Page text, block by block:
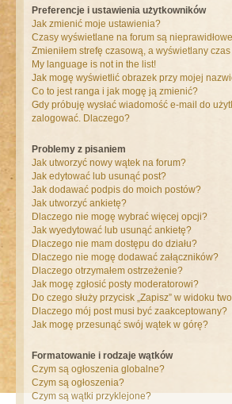
Preferencje i ustawienia użytkowników
Jak zmienić moje ustawienia?
Czasy wyświetlane na forum są
Zmieniłem strefę czasową, a wyświetlany czas
My language is not in the list!
Jak mogę wyświetlić obrazek przy mojej
Co to jest ranga i jak mogę ją zmienić?
Gdy próbuję wysłać wiadomość e-mail do
zalogować. Dlaczego?
Problemy z pisaniem
Jak utworzyć nowy wątek na forum?
Jak edytować lub usunąć post?
Jak dodawać podpis do moich postów?
Jak utworzyć ankietę?
Dlaczego nie mogę wybrać więcej opcji?
Jak wyedytować lub usunąć ankietę?
Dlaczego nie mam dostępu do działu?
Dlaczego nie mogę dodawać załączników?
Dlaczego otrzymałem ostrzeżenie?
Jak mogę zgłosić posty moderatorowi?
Do czego służy przycisk „Zapisz” w widoku
Dlaczego mój post musi być zaakceptowany?
Jak mogę przesunąć swój wątek w górę?
Formatowanie i rodzaje wątków
Czym są ogłoszenia globalne?
Czym są ogłoszenia?
Czym są wątki przyklejone?